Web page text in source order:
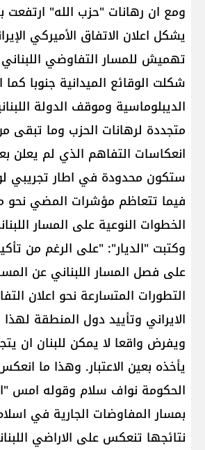
ومع ان رهانات "حزب الله"
يشكل اعلان الاتفاق الأميركي
تهميش للمسار التفاوضي اللبناني
شكلت الوقائع الميدانية جنوبا كما
الديبلوماسية وموقف الدولة
متجددة لرهانات الحزب وما تبقى
انعكاسات التفاهم الذي لم يعلن
ستكون محدودة في اطار تجريبي
فيما تتعاظم مؤشرات المضي نحو
الخطوات النوعية على المسار
وكتبت "الديار": "على الرغم من
على فصل المسار اللبناني عن
التطورات المتسارعة نحو اعلان
الايراني وتأييد دول المنطقة
ويفرض واقعا لا يمكن للبنان ان
يأخذه بعين الاعتبار. وهذا ما
الحكومة نواف سلام وقوله امس
بمسار المفاوضات الجارية في
نتائجها تنعكس على الاراضي